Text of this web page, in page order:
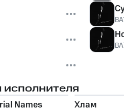
Names Хлам